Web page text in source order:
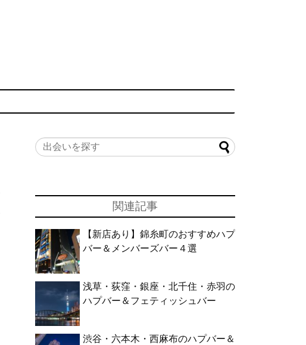
関連記事
【新店あり】錦糸町のおすすめハプ
バー＆メンバーズバー４選
浅草・荻窪・銀座・北千住・赤羽の
ハプバー＆フェティッシュバー
渋谷・六本木・西麻布のハプバー＆